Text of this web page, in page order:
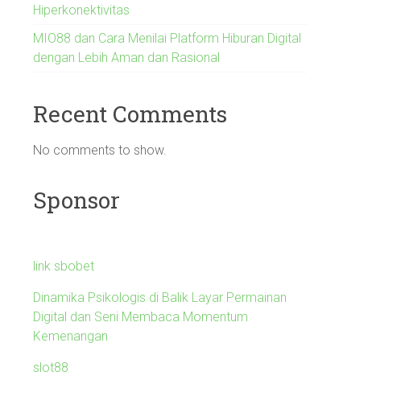
Hiperkonektivitas
MIO88 dan Cara Menilai Platform Hiburan Digital
dengan Lebih Aman dan Rasional
Recent Comments
No comments to show.
Sponsor
link sbobet
Dinamika Psikologis di Balik Layar Permainan
Digital dan Seni Membaca Momentum
Kemenangan
slot88